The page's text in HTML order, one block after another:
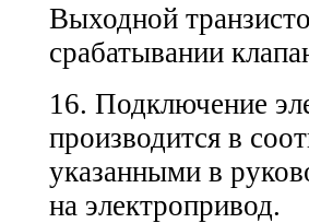
Выходной
срабатывании
16. Подключение
производится в
указанными в
на электропривод.